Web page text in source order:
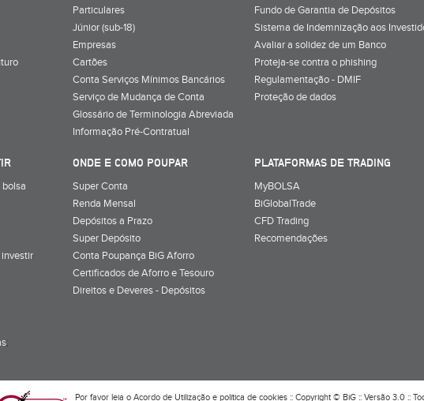
Particulares
Júnior (sub-18)
Empresas
Cartões
Conta Serviços Mínimos Bancários
Serviço de Mudança de Conta
Glossário de Terminologia Abreviada
Informação Pré-Contratual
Fundo de Garantia de Depósitos
Sistema de Indemnização aos
Avaliar a solidez de um Banco
Proteja-se contra o phishing
Regulamentação - DMIF
Proteção de dados
;
ONDE E COMO POUPAR
Super Conta
Renda Mensal
Depósitos a Prazo
Super Depósito
Conta Poupança BiG Aforro
Certificados de Aforro e Tesouro
Direitos e Deveres - Depósitos
PLATAFORMAS DE TRADING
MyBOLSA
BiGlobalTrade
CFD Trading
Recomendações
Por favor leia o Acordo de Utilizaçãoe política de cookies:: Copyright © BiG :: Versão 3.0 ::